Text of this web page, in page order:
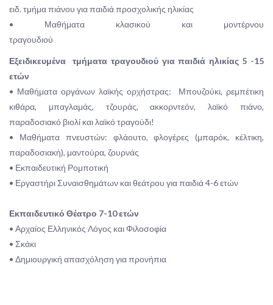
ειδ. τμήμα πιάνου για παιδιά προσχολικής ηλικίας
• Μαθήματα κλασικού και μοντέρνου
τραγουδιού
Εξειδικευμένα τμήματα τραγουδιού για παιδιά ηλικίας 5 -15
ετών
• Μαθήματα οργάνων λαϊκής ορχήστρας: Μπουζούκι, ρεμπέτικη
κιθάρα, μπαγλαμάς, τζουράς, ακκορντεόν, λαϊκό πιάνο,
παραδοσιακό βιολί και λαϊκό τραγούδι!
• Μαθήματα πνευστών: φλάουτο, φλογέρες (μπαρόκ, κέλτικη,
παραδοσιακή), μαντούρα, ζουρνάς
• Εκπαιδευτική Ρομποτική
• Εργαστήρι Συναισθημάτων και θεάτρου για παιδιά 4-6 ετών
Εκπαιδευτικό Θέατρο 7-10 ετών
• Αρχαίος Ελληνικός Λόγος και Φιλοσοφία
• Σκάκι
• Δημιουργική απασχόληση για προνήπια